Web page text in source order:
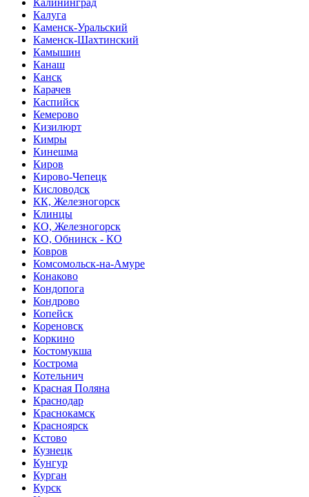
Калининград
Калуга
Каменск-Уральский
Каменск-Шахтинский
Камышин
Канаш
Канск
Карачев
Каспийск
Кемерово
Кизилюрт
Кимры
Кинешма
Киров
Кирово-Чепецк
Кисловодск
КК, Железногорск
Клинцы
КО, Железногорск
КО, Обнинск - КО
Ковров
Комсомольск-на-Амуре
Конаково
Кондопога
Кондрово
Копейск
Кореновск
Коркино
Костомукша
Кострома
Котельнич
Красная Поляна
Краснодар
Краснокамск
Красноярск
Кстово
Кузнецк
Кунгур
Курган
Курск